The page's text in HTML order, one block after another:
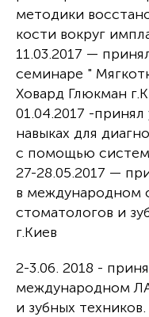
методики
кости вокруг
11.03.2017 —
семинаре "
Ховард Глюкман
01.04.2017 -принял
навыках для
с помощью
27-28.05.2017 —
в международном
стоматологов и
г.Киев
2-3.06. 2018 -
международном
и зубных техников.